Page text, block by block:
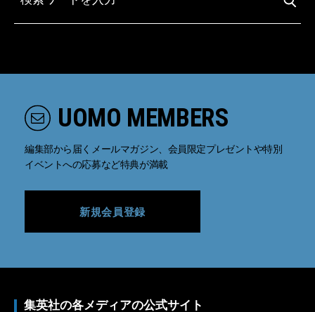
UOMO MEMBERS
編集部から届くメールマガジン、会員限定プレゼントや特別
イベントへの応募など特典が満載
新規会員登録
集英社の各メディアの公式サイト